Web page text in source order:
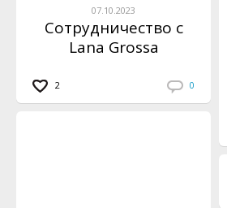
2 0
07.10.2023
Сотрудничество с
Lana Grossa